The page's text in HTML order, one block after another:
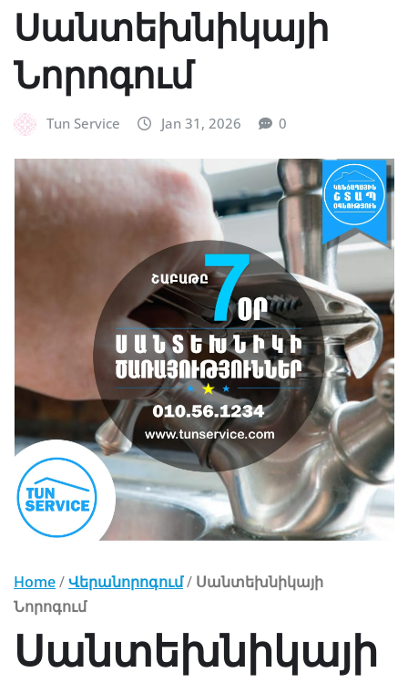
Սանտեխնիկայի
Նորոգում
Tun Service Jan 31, 2026 0
Home/Վերանորոգում/ Սանտեխնիկայի
Նորոգում
Սանտեխնիկայի